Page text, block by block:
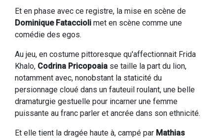
Et en phase avec ce registre, la mise en scène de
Dominique Fataccioli met en scène comme une
comédie des egos.
Au jeu, en costume pittoresque qu'affectionnait Frida
Khalo, Codrina Pricopoaia se taille la part du lion,
notamment avec, nonobstant la staticité du
persionnage cloué dans un fauteuil roulant, une belle
dramaturgie gestuelle pour incarner une femme
puissante au franc parler et ancrée dans son ethnicité.
Et elle tient la dragée haute à, campé par Mathias